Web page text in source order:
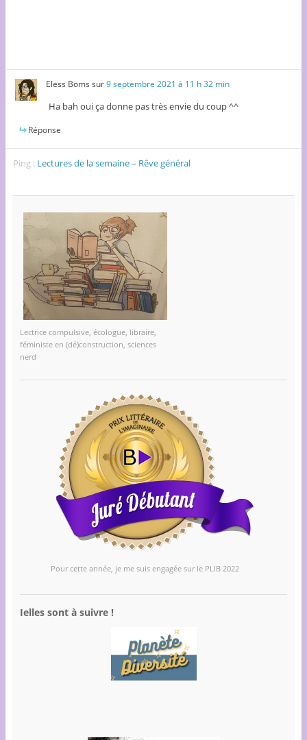
Eless Boms sur9 septembre 2021 à 11 h 32 min
Ha bah oui ça donne pas très envie du coup ^^
Réponse
Ping : Lectures de la semaine – Rêve général
Lectrice compulsive, écologue, libraire,
féministe en (dé)construction, sciences
nerd
Pour cette année, je me suis engagée sur le PLIB 2022
Ielles sont à suivre !